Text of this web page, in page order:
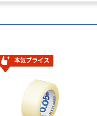
本気プライス